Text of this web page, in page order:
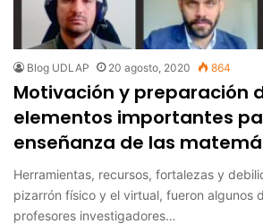
Blog UDLAP 20 agosto, 2020 864
Motivación y preparación
elementos importantes
enseñanza de las
Herramientas, recursos, fortalezas y
pizarrón físico y el virtual, fueron algunos
profesores investigadores…